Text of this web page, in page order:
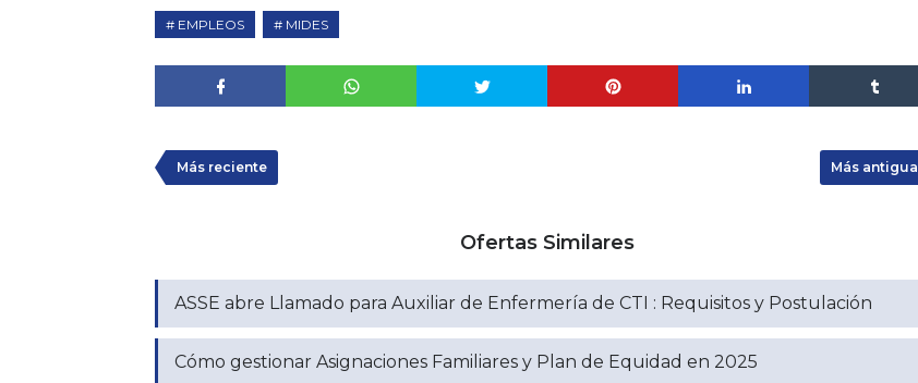
EMPLEOS MIDES
Más reciente Más antigua
Ofertas Similares
ASSE abre Llamado para Auxiliar de Enfermería de CTI : Requisitos y Postulación
Cómo gestionar Asignaciones Familiares y Plan de Equidad en 2025